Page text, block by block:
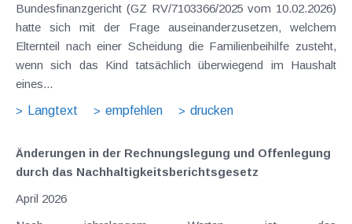
Bundesfinanzgericht (GZ RV/7103366/2025 vom 10.02.2026)
hatte sich mit der Frage auseinanderzusetzen, welchem
Elternteil nach einer Scheidung die Familienbeihilfe zusteht,
wenn sich das Kind tatsächlich überwiegend im Haushalt
eines...
Langtext
empfehlen drucken
Änderungen in der Rechnungslegung und Offenlegung
durch das Nachhaltigkeits­berichts­gesetz
April 2026